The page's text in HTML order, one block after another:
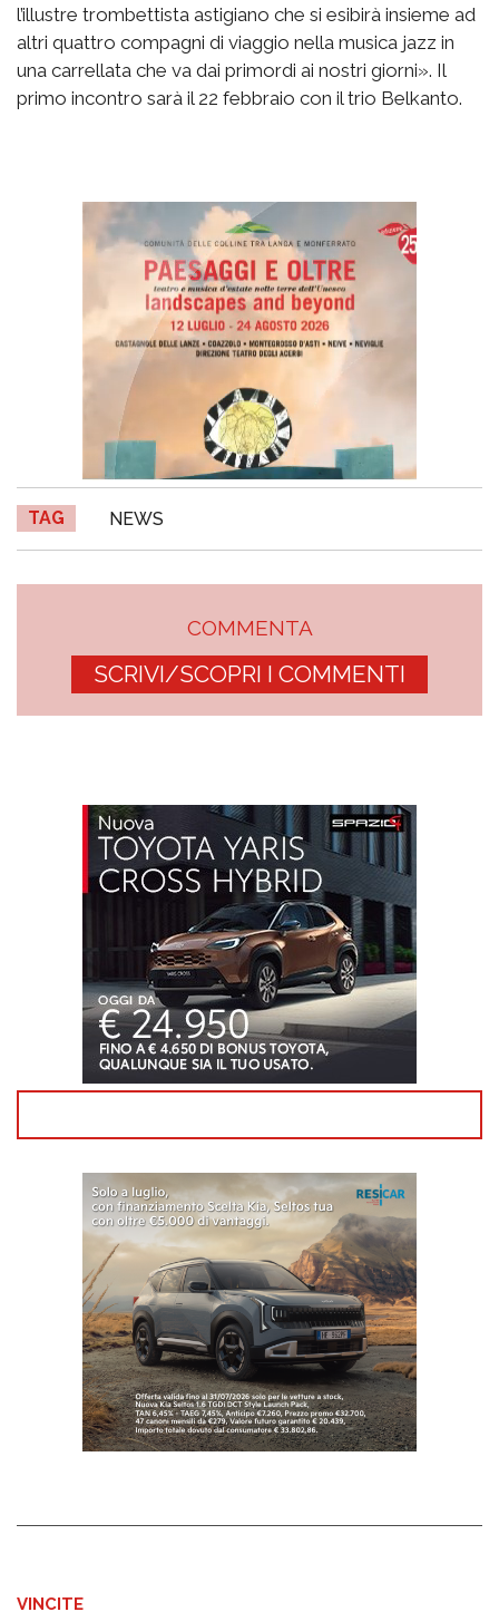
l’illustre trombettista astigiano che si esibirà insieme ad
altri quattro compagni di viaggio nella musica jazz in
una carrellata che va dai primordi ai nostri giorni». Il
primo incontro sarà il 22 febbraio con il trio Belkanto.
TAG NEWS
COMMENTA
SCRIVI/SCOPRI I COMMENTI
VINCITE